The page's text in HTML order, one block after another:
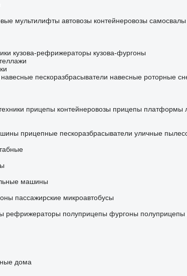
мультилифты автовозы контейнеровозы самосвалы
кузова-рефрижераторы кузова-фургоны
навесные пескоразбрасыватели навесные роторные
прицепы контейнеровозы прицепы платформы
прицепные пескоразбрасыватели уличные
машины
пассажирские микроавтобусы
рефрижераторы полуприцепы фургоны полуприцепы
дома